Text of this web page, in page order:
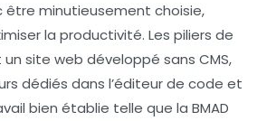
minutieusement choisie,
la productivité. Les piliers de
site web développé sans CMS,
dédiés dans l’éditeur de code et
bien établie telle que la BMAD